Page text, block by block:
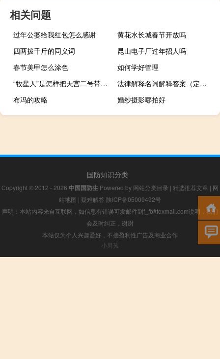
相关问题
过年公婆给我红包怎么感谢
黄花水长城春节开放吗
四两拨千斤的同义词
昆山电子厂过年招人吗
春节美甲怎么涂色
如何学好管理
“牧星人”是怎样把天宫二号带回家的
法律解释名词解释答案（定罪-法律名词简介）
布冯的攻略
婚纱摄影哪拍好
国防知识分类
Copyright © 2012 - 2026 中国国防生 Powered by 网站分类目录 | 精选推荐文章 | 网
站地图 | 疑难解答 陕ICP备05009492号
声明：本站内容来自互联网，如信息有错误可发邮件到f_fb#foxmail.com说明，我们
会及时纠正，谢谢
本站仅为个人兴趣爱好，不接盈利性广告及商业合作
小男孩